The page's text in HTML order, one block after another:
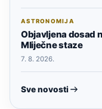
ASTRONOMIJA
Objavljena dosad
Mliječne staze
7. 8. 2026.
Sve novosti